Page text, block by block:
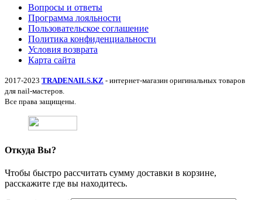
Вопросы и ответы
Программа лояльности
Пользовательское соглашение
Политика конфиденциальности
Условия возврата
Карта сайта
2017-2023 TRADENAILS.KZ - интернет-магазин оригинальных товаров
для nail-мастеров.
Все права защищены.
Откуда Вы?
Чтобы быстро рассчитать сумму доставки в корзине,
расскажите где вы находитесь.